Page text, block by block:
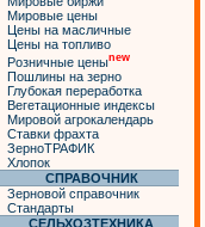
Мировые цены
Цены на масличные
Цены на топливо
Розничные ценыnew
Пошлины на зерно
Глубокая переработка
Вегетационные индексы
Мировой агрокалендарь
Ставки фрахта
ЗерноТРАФИК
Хлопок
СПРАВОЧНИК
Зерновой справочник
Стандарты
СЕЛЬХОЗТЕХНИКА